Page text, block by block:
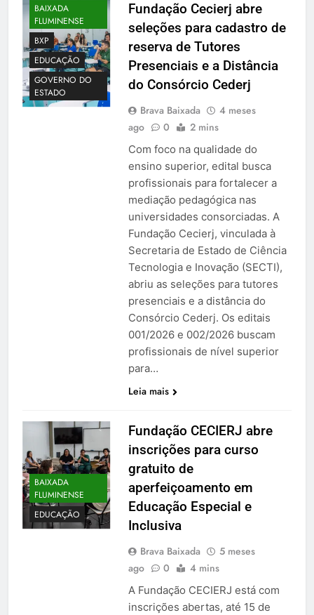
BAIXADA
FLUMINENSE
BXP
EDUCAÇÃO
GOVERNO DO
ESTADO
Fundação Cecierj abre
seleções para cadastro de
reserva de Tutores
Presenciais e a Distância
do Consórcio Cederj
Brava Baixada
4 meses
ago
0 2 mins
Com foco na qualidade do
ensino superior, edital busca
profissionais para fortalecer a
mediação pedagógica nas
universidades consorciadas. A
Fundação Cecierj, vinculada à
Secretaria de Estado de Ciência
Tecnologia e Inovação (SECTI),
abriu as seleções para tutores
presenciais e a distância do
Consórcio Cederj. Os editais
001/2026 e 002/2026 buscam
profissionais de nível superior
para…
Leia mais
BAIXADA
FLUMINENSE
EDUCAÇÃO
Fundação CECIERJ abre
inscrições para curso
gratuito de
aperfeiçoamento em
Educação Especial e
Inclusiva
Brava Baixada
5 meses
ago
0 4 mins
A Fundação CECIERJ está com
inscrições abertas, até 15 de